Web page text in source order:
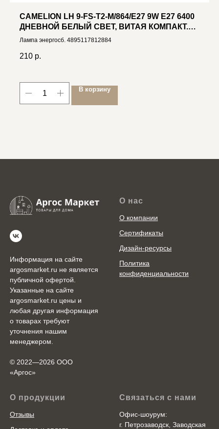
CAMELION LH 9-FS-T2-M/864/E27 9W E27 6400
ДНЕВНОЙ БЕЛЫЙ СВЕТ, ВИТАЯ КОМПАКТ.
ЛЮМ.
Лампа энергосб. 4895117812884
210 р.
В корзину
Информация на сайте
argosmarket.ru не является
публичной офертой.
Указанные на сайте
argosmarket.ru цены и
любая другая информация
о товарах требуют
уточнения нашим
менеджером.
© 2022—2026 ООО
«Аргоc»
О нас
О компании
Сертификаты
Дизайн-ресурсы
Политика
конфиденциальности
О продукции
Отзывы
Связаться с нами
Офис-шоурум:
г. Петрозаводск, Заводская